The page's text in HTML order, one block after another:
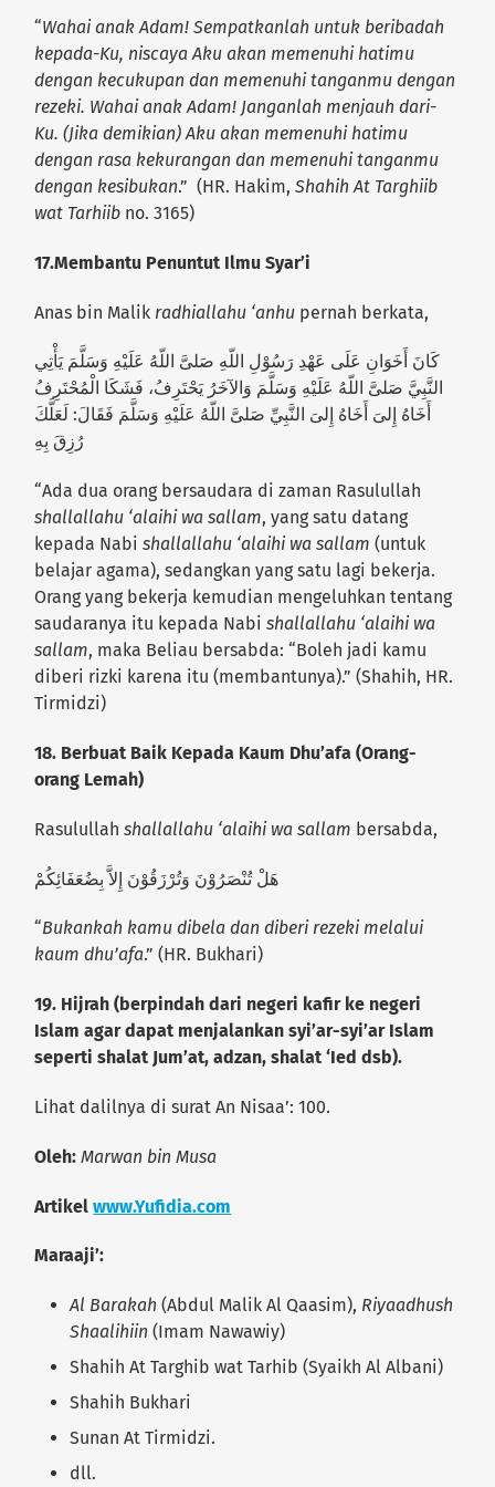
“Wahai anak Adam! Sempatkanlah untuk beribadah
kepada-Ku, niscaya Aku akan memenuhi hatimu
dengan kecukupan dan memenuhi tanganmu dengan
rezeki. Wahai anak Adam! Janganlah menjauh dari-
Ku. (Jika demikian) Aku akan memenuhi hatimu
dengan rasa kekurangan dan memenuhi tanganmu
dengan kesibukan.” (HR. Hakim,Shahih At Targhiib
wat Tarhiib no. 3165)
17.Membantu Penuntut Ilmu Syar’i
Anas bin Malik radhiallahu ‘anhu pernah berkata,
كَانَ أَخَوَانِ عَلَى عَهْدِ رَسُوْلِ اللّهِ صَلىَّ اللّهُ عَلَيْهِ وَسَلَّمَ يَأْتِي
النَّبِيَّ صَلىَّ اللّهُ عَلَيْهِ وَسَلَّمَ وَالآخَرُ يَحْتَرِفُ، فَشَكَا الْمُحْتَرِفُ
أَخَاهُ إِلىَ أَخَاهُ إِلىَ النَّبِيِّ صَلىَّ اللّهُ عَلَيْهِ وَسَلَّمَ فَقَالَ: لَعَلَّكَ
رُزِقَ بِهِ
“Ada dua orang bersaudara di zaman Rasulullah
shallallahu ‘alaihi wa sallam, yang satu datang
kepada Nabishallallahu ‘alaihi wa sallam (untuk
belajar agama), sedangkan yang satu lagi bekerja.
Orang yang bekerja kemudian mengeluhkan tentang
saudaranya itu kepada Nabishallallahu ‘alaihi wa
sallam, maka Beliau bersabda: “Boleh jadi kamu
diberi rizki karena itu (membantunya).” (Shahih, HR.
Tirmidzi)
18. Berbuat Baik Kepada Kaum Dhu’afa (Orang-
orang Lemah)
Rasulullahshallallahu ‘alaihi wa sallam bersabda,
هَلْ تُنْصَرُوْنَ وَتُرْزَقُوْنَ إِلاَّ بِضُعَفَائِكُمْ
“Bukankah kamu dibela dan diberi rezeki melalui
kaum dhu’afa.” (HR. Bukhari)
19. Hijrah (berpindah dari negeri kafir ke negeri
Islam agar dapat menjalankan syi’ar-syi’ar Islam
seperti shalat Jum’at, adzan, shalat ‘Ied dsb).
Lihat dalilnya di surat An Nisaa’: 100.
Oleh: Marwan bin Musa
Artikelwww.Yufidia.com
Maraaji’:
Al Barakah (Abdul Malik Al Qaasim), Riyaadhush
Shaalihiin (Imam Nawawiy)
Shahih At Targhib wat Tarhib (Syaikh Al Albani)
Shahih Bukhari
Sunan At Tirmidzi.
dll.